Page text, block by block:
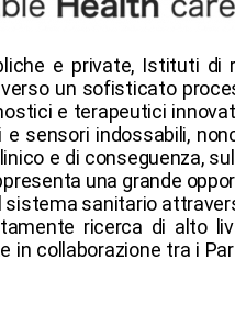
e private, Istituti
un sofisticato
e terapeutici
sensori indossabili,
e di conseguenza,
una grande
sistema sanitario
ricerca di alto
in collaborazione tra i